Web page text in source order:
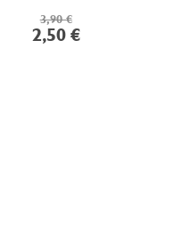
3,90 €
2,50 €